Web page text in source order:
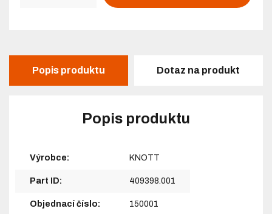
Popis produktu Dotaz na produkt
Popis produktu
Výrobce: KNOTT
Part ID: 409398.001
Objednací číslo: 150001